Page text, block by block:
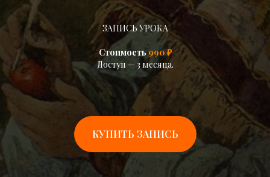
ЗАПИСЬ УРОКА
Стоимость 990 ₽
Доступ — 3 месяца.
КУПИТЬ ЗАПИСЬ